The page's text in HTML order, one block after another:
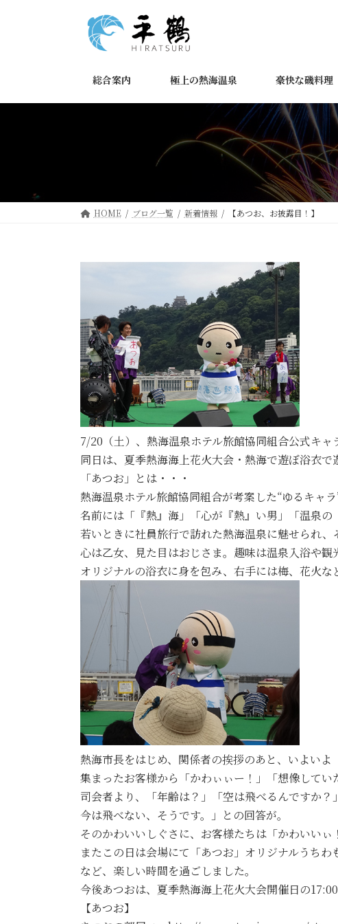
ス
ン
総合案内 極上の熱海温泉 豪快な磯料理
HOME ブログ一覧 新着情報 【あつお、お披露目！】
7/20（土）、熱海温泉ホテル旅館協同組合公式キ
同日は、夏季熱海海上花火大会・熱海で遊ぼ浴衣
「あつお」とは・・・
熱海温泉ホテル旅館協同組合が考案した“ゆるキャ
名前には「『熱』海」「心が『熱』い男」「温泉の
若いときに社員旅行で訪れた熱海温泉に魅せられ、
心は乙女、見た目はおじさま。趣味は温泉入浴や観
オリジナルの浴衣に身を包み、右手には梅、花火な
熱海市長をはじめ、関係者の挨拶のあと、いよいよ
集まったお客様から「かわぃぃー！」「想像してい
司会者より、「年齢は？」「空は飛べるんですか
今は飛べない、そうです。」との回答が。
そのかわいいしぐさに、お客様たちは「かわいい
またこの日は会場にて「あつお」オリジナルうち
など、楽しい時間を過ごしました。
今後あつおは、夏季熱海海上花火大会開催日の
【あつお】